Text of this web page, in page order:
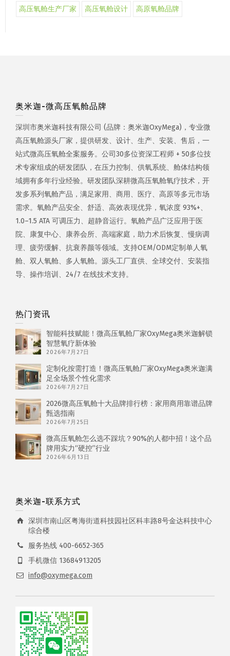
高压氧舱生产厂家 高压氧舱设计 高原氧舱品牌
奥米迦-微高压氧舱品牌
深圳市奥米迦科技有限公司 (品牌：奥米迦OxyMega)，专业微
高压氧舱源头厂家，提供研发、设计、生产、安装、售后，一
站式微高压氧舱全案服务。公司30多位资深工程师 + 50多位技
术专家组成的研发团队，在压力控制、供氧系统、舱体结构领
域拥有多年行业经验。研发团队深耕微高压氧舱氧疗技术，开
发多系列氧舱产品，满足家用、商用、医疗、高原等多元市场
需求。氧舱产品安全、舒适、高效表现优异，氧浓度 93%+、
1.0–1.5 ATA 可调压力、超静音运行。氧舱产品广泛应用于医
院、康复中心、康养会所、高端家庭，助力术后恢复、慢病调
理、疲劳缓解、抗衰养颜等领域。支持OEM/ODM定制单人氧
舱、双人氧舱、多人氧舱。源头工厂直供、全球交付、安装指
导、操作培训、24/7 在线技术支持。
热门资讯
智能科技赋能！微高压氧舱厂家OxyMega奥米迦解锁
智慧氧疗新体验
2026年7月27日
定制化按需打造！微高压氧舱厂家OxyMega奥米迦满
足全场景个性化需求
2026年7月27日
2026微高压氧舱十大品牌排行榜：家用商用靠谱品牌
甄选指南
2026年7月25日
微高压氧舱怎么选不踩坑？90%的人都中招！这个品
牌用实力“硬控”行业
2026年6月13日
奥米迦-联系方式
深圳市南山区粤海街道科技园社区科丰路8号金达科技中心
综合楼
服务热线 400-6652-365
手机微信 13684913205
info@oxymega.com